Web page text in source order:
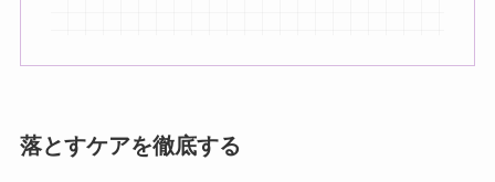
落とすケアを徹底する